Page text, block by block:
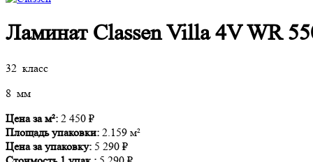
Ламинат Classen Villa 4V WR
32 класс
8 мм
Цена за м²: 2 450 ₽
Площадь упаковки: 2.159 м²
Цена за упаковку: 5 290 ₽